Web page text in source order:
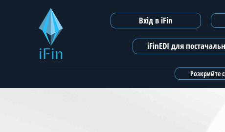
iFin
Вхід в iFin
iFinEDI для
Розкрийте